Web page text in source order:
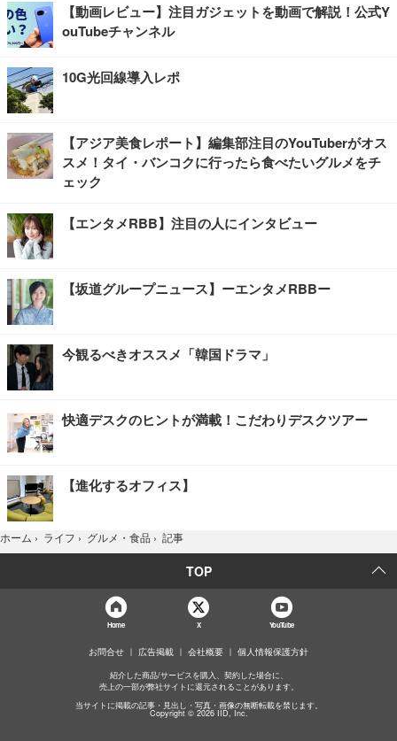
【動画レビュー】注目ガジェットを動画で解説！公式Y
ouTubeチャンネル
10G光回線導入レポ
【アジア美食レポート】編集部注目のYouTuberがオス
スメ！タイ・バンコクに行ったら食べたいグルメをチ
ェック
【エンタメRBB】注目の人にインタビュー
【坂道グループニュース】ーエンタメRBBー
今観るべきオススメ「韓国ドラマ」
快適デスクのヒントが満載！こだわりデスクツアー
【進化するオフィス】
ホーム › ライフ › グルメ・食品 › 記事
TOP
Home X YouTube
お問合せ 広告掲載 会社概要 個人情報保護方針
紹介した商品/サービスを購入、契約した場合に、
売上の一部が弊社サイトに還元されることがあります。
当サイトに掲載の記事・見出し・写真・画像の無断転載を禁じます。
Copyright © 2026 IID, Inc.